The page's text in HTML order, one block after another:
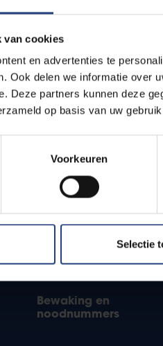
van cookies
en advertenties te
Ook delen we informatie over
Deze partners kunnen deze
op basis van uw
Voorkeuren
Selectie
*
URL van de pagina waar je de fout
www.vub.be/nl/studeren-aan-de-vub/
Bewaking en
noodnummers